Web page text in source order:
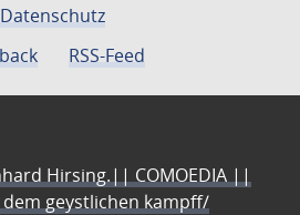
Datenschutz
RSS-Feed
Hirsing.|| COMOEDIA ||
geystlichen kampff/